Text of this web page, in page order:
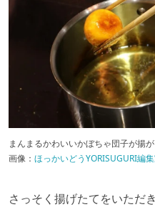
まんまるかわいいかぼちゃ団子が揚が
画像： ほっかいどうYORISUGURI編
さっそく揚げたてをいただ